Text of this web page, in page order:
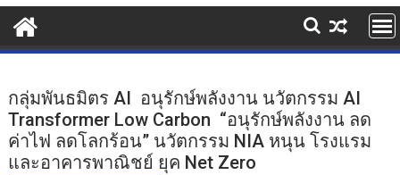
กลุ่มพันธมิตร AI อนุรักษ์พลังงาน นวัตกรรม AI
Transformer Low Carbon “อนุรักษ์พลังงาน ลด
ค่าไฟ ลดโลกร้อน” นวัตกรรม NIA หนุน โรงแรม
และอาคารพาณิชย์ ยุค Net Zero